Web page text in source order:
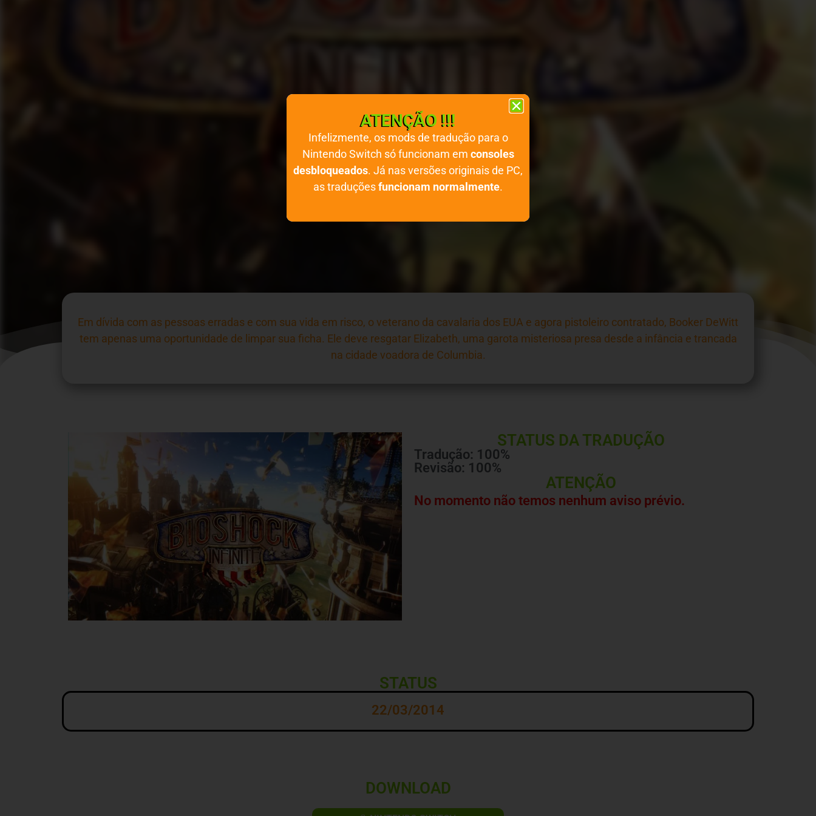
Em dívida com as pessoas erradas e com sua vida em risco, o veterano da cavalaria dos EUA e agora pistoleiro contratado, Booker DeWitt
tem apenas uma oportunidade de limpar sua ficha. Ele deve resgatar Elizabeth, uma garota misteriosa presa desde a infância e trancada
na cidade voadora de Columbia.
STATUS DA TRADUÇÃO
Tradução: 100%
Revisão: 100%
ATENÇÃO
No momento não temos nenhum aviso prévio.
STATUS
22/03/2014
DOWNLOAD
ATENÇÃO !!!
Infelizmente, os mods de tradução para o
Nintendo Switch só funcionam em consoles
desbloqueados. Já nas versões originais de PC,
as traduçõesfuncionam normalmente.